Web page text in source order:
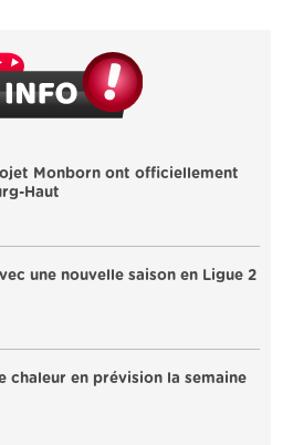
Monborn ont officiellement
Haut
une nouvelle saison en Ligue 2
chaleur en prévision la semaine